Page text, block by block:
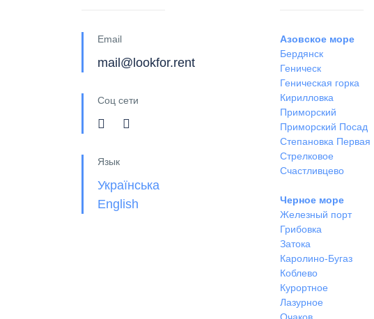
Email
mail@lookfor.rent
Соц сети
Язык
Українська
English
Азовское море
Бердянск
Геническ
Геническая горка
Кирилловка
Приморский
Приморский Посад
Степановка Первая
Стрелковое
Счастливцево
Черное море
Железный порт
Грибовка
Затока
Каролино-Бугаз
Коблево
Курортное
Лазурное